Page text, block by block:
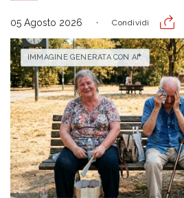
05 Agosto 2026 Condividi
IMMAGINE GENERATA CON AI